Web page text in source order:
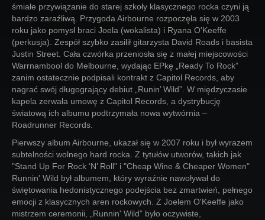
śmiałe przywiązanie do starej szkoły klasycznego rocka czyni ją
bardzo zaraźliwą. Przygoda Airbourne rozpoczęła się w 2003
roku jako pomysł braci Joela (wokalista) i Ryana O'Keeffe
(perkusja). Zespół szybko zasilił gitarzysta David Roads i basista
Justin Street. Cała czwórka przeniosła się z małej miejscowości
Warrnambool do Melbourne, wydając EPkę „Ready To Rock”
zanim ostatecznie podpisali kontrakt z Capitol Records, aby
nagrać swój długogrający debiut „Runin’ Wild”. W międzyczasie
kapela zerwała umowę z Capitol Records, a dystrybucję
światową ich albumu podtrzymała nowa wytwórnia –
Roadrunner Records.
Pierwszy album Airbourne, ukazał się w 2007 roku i był wyrazem
subtelności wolnego hard rocka. Z tytułów utworów, takich jak
"Stand Up For Rock ‘N’ Roll" i "Cheap Wine & Cheaper Women"
Runnin' Wild był albumem, który wyraźnie nawoływał do
świętowania hedonistycznego podejścia bez zmartwień, pełnego
emocji z klasycznych aren rockowych. Z Joelem O'Keeffe jako
mistrzem ceremonii, „Runnin' Wild” było oczywiste,